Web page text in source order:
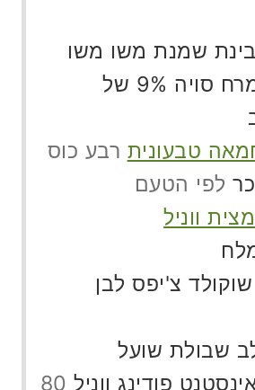
שמנת משו משו
ממרח סויה 9% של
טבעונית רבע כוס
לפי הטעם
ווניל
שוקולד צ'יפס לבן
שבולת שועל
פודינג ווניל 80